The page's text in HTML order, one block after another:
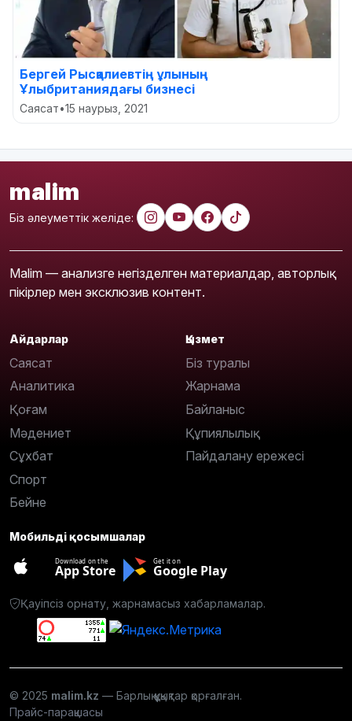
Бергей Рысқалиевтің ұлының
Ұлыбританиядағы бизнесі
Саясат•15 наурыз, 2021
malim
Біз әлеуметтік желіде:
Malim — анализге негізделген материалдар, авторлық
пікірлер мен эксклюзив контент.
Айдарлар
Саясат
Аналитика
Қоғам
Мәдениет
Сұхбат
Спорт
Бейне
Қызмет
Біз туралы
Жарнама
Байланыс
Құпиялылық
Пайдалану ережесі
Мобильді қосымшалар
Download on the
App Store
Get it on
Google Play
Қауіпсіз орнату, жарнамасыз хабарламалар.
© 2025 malim.kz — Барлық құқықтар қорғалған.
Прайс-парақшасы